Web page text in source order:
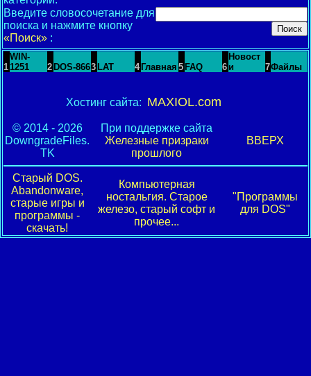
Введите словосочетание для
поиска и нажмите кнопку
«Поиск» :
1
WIN-
1251
2 DOS-8663 LAT 4 Главная 5 FAQ 6
Новост
и
7Файлы
Хостинг сайта: MAXIOL.com
© 2014 - 2026
DowngradeFiles.
TK
При поддержке сайта
Железные призраки
прошлого
ВВЕРХ
Старый DOS.
Abandonware,
старые игры и
программы -
скачать!
Компьютерная
ностальгия. Старое
железо, старый софт и
прочее...
"Программы
для DOS"